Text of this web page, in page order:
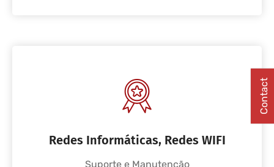
Redes Informáticas, Redes WIFI
Suporte e Manutenção
Contact